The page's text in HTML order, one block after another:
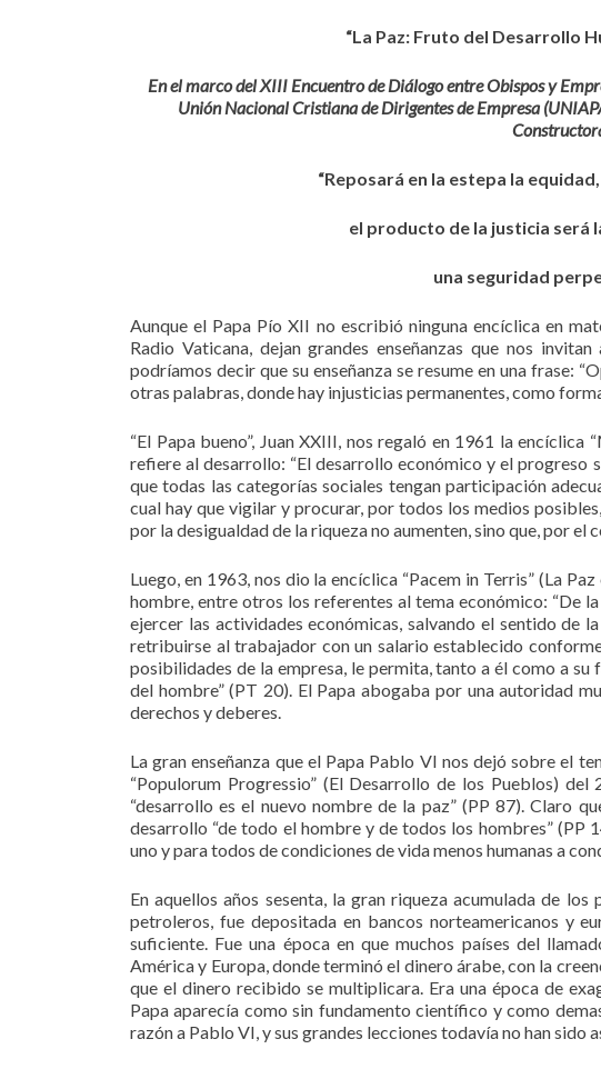
“La Paz: Fruto del Desarrollo
En el marco delXIII Encuentro de Diálogo entre Obispos y
Unión Nacional Cristiana de Dirigentes de Empresa
“Reposará en la estepa la
el producto de la justicia será
una seguridad
Aunque el Papa Pío XII no escribió ninguna encíclica en
Radio Vaticana, dejan grandes enseñanzas que nos
podríamos decir que su enseñanza se resume en una frase:
otras palabras, donde hay injusticias permanentes, como
“El Papa bueno”, Juan XXIII, nos regaló en 1961 la
refiere al desarrollo: “El desarrollo económico y el
que todas las categorías sociales tengan participación
cual hay que vigilar y procurar, por todos los medios
por la desigualdad de la riqueza no aumenten, sino que, por
Luego, en 1963, nos dio la encíclica “Pacem in Terris” (La
hombre, entre otros los referentes al tema económico: “De
ejercer las actividades económicas, salvando el sentido de
retribuirse al trabajador con un salario establecido
posibilidades de la empresa, le permita, tanto a él como a
del hombre” (PT 20). El Papa abogaba por una autoridad
derechos y deberes.
La gran enseñanza que el Papa Pablo VI nos dejó sobre el
“Populorum Progressio” (El Desarrollo de los Pueblos)
“desarrollo es el nuevo nombre de la paz” (PP 87). Claro
desarrollo “de todo el hombre y de todos los hombres” (PP
uno y para todos de condiciones de vida menos humanas a
En aquellos años sesenta, la gran riqueza acumulada de
petroleros, fue depositada en bancos norteamericanos y
suficiente. Fue una época en que muchos países del
América y Europa, donde terminó el dinero árabe, con la
que el dinero recibido se multiplicara. Era una época de
Papa aparecía como sin fundamento científico y como
razón a Pablo VI, y sus grandes lecciones todavía no han sido